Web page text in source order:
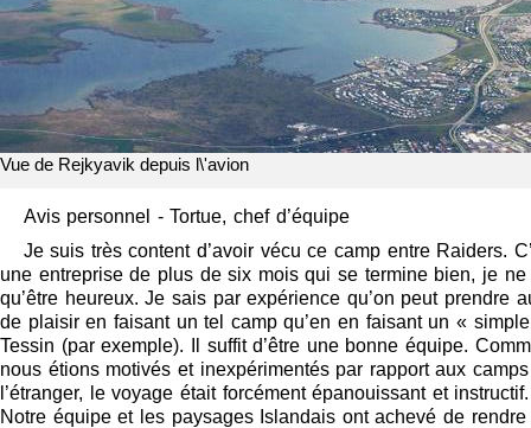
Vue de Rejkyavik depuis l\'avion
Avis personnel - Tortue, chef d’équipe
Je suis très content d’avoir vécu ce camp entre Raiders.
une entreprise de plus de six mois qui se termine bien, je ne
qu’être heureux. Je sais par expérience qu’on peut prendre
de plaisir en faisant un tel camp qu’en en faisant un «
Tessin (par exemple). Il suffit d’être une bonne équipe.
nous étions motivés et inexpérimentés par rapport aux
l’étranger, le voyage était forcément épanouissant et instructif.
Notre équipe et les paysages Islandais ont achevé de rendre